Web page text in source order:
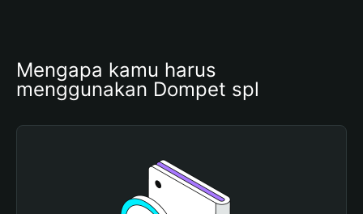
Mengapa kamu harus
menggunakan Dompet spl